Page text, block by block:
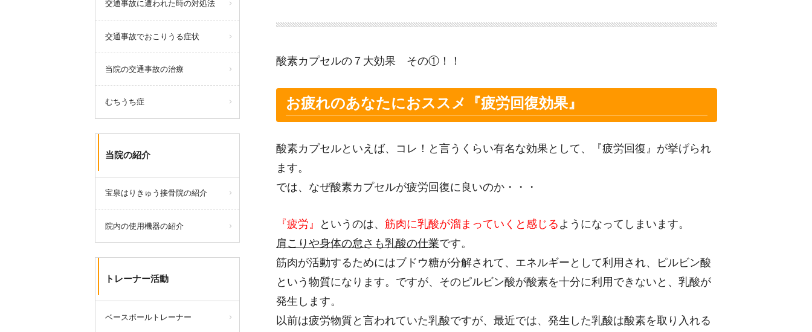
酸素カプセルの７大効果 その①！！
お疲れのあなたにおススメ『疲労回復効果』
酸素カプセルといえば、コレ！と言うくらい有名な効果として、『疲労回復』が挙げられ
ます。
では、なぜ酸素カプセルが疲労回復に良いのか・・・
『疲労』 というのは、 筋肉に乳酸が溜まっていくと感じる ようになってしまいます。
肩こりや身体の怠さも乳酸の仕業です。
筋肉が活動するためにはブドウ糖が分解されて、エネルギーとして利用され、ピルビン酸
という物質になります。ですが、そのピルビン酸が酸素を十分に利用できないと、乳酸が
発生します。
以前は疲労物質と言われていた乳酸ですが、最近では、発生した乳酸は酸素を取り入れる
交通事故に遭われた時の対処法
交通事故でおこりうる症状
当院の交通事故の治療
むちうち症
当院の紹介
宝泉はりきゅう接骨院の紹介
院内の使用機器の紹介
トレーナー活動
ベースボールトレーナー